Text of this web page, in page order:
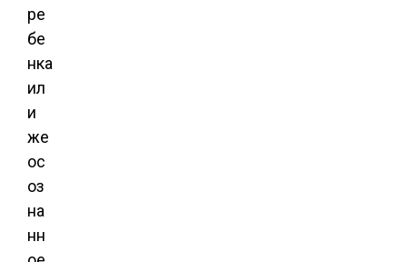
ре
бе
нка
ил
и
же
ос
оз
на
нн